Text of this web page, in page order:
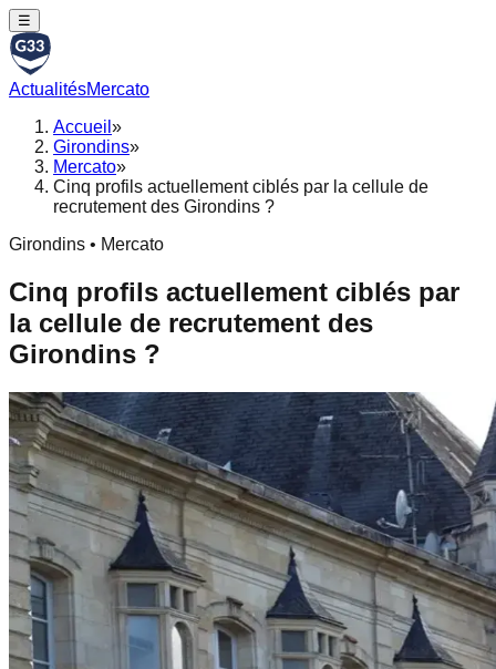
☰
ActualitésMercato
Accueil »
Girondins»
Mercato»
Cinq profils actuellement ciblés par la cellule de
recrutement des Girondins ?
Girondins • Mercato
Cinq profils actuellement ciblés par
la cellule de recrutement des
Girondins ?